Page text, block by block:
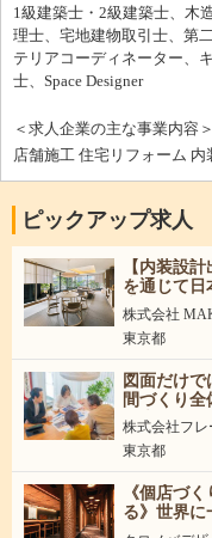
1級建築士・2級建築士、木
理士、宅地建物取引士、第
テリアコーディネーター、
士、Space Designer
＜求人企業の主な事業内容＞
店舗施工 住宅リフォーム
ピックアップ求人
【内装設
を通じて日
上げる。
株式会社
東京都
図面だけ
間づくり全
｜未経験可
株式会社フレ
東京都
《個店づ
る》世界に
する仲間を